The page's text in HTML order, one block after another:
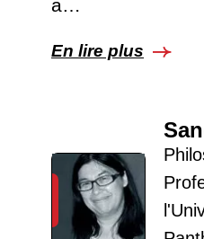
a…
En lire plus